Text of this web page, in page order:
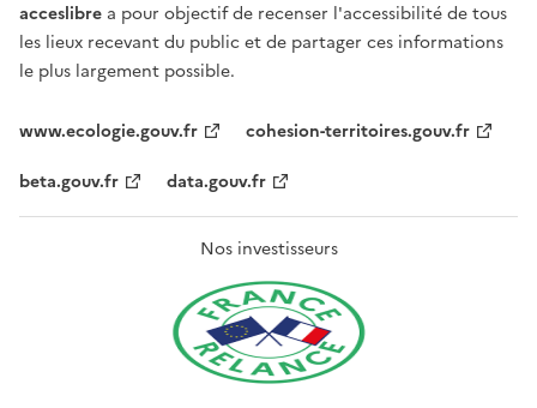
acceslibre a pour objectif de recenser l'accessibilité de tous
les lieux recevant du public et de partager ces informations
le plus largement possible.
www.ecologie.gouv.fr
cohesion-territoires.gouv.fr
beta.gouv.fr
data.gouv.fr
Nos investisseurs